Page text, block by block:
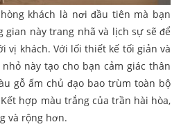
khách là nơi đầu tiên mà bạn
gian này trang nhã và lịch sự sẽ để
vị khách. Với lối thiết kế tối giản và
này tạo cho bạn cảm giác thân
gỗ ấm chủ đạo bao trùm toàn bộ
hợp màu trắng của trần hài hòa,
và rộng hơn.